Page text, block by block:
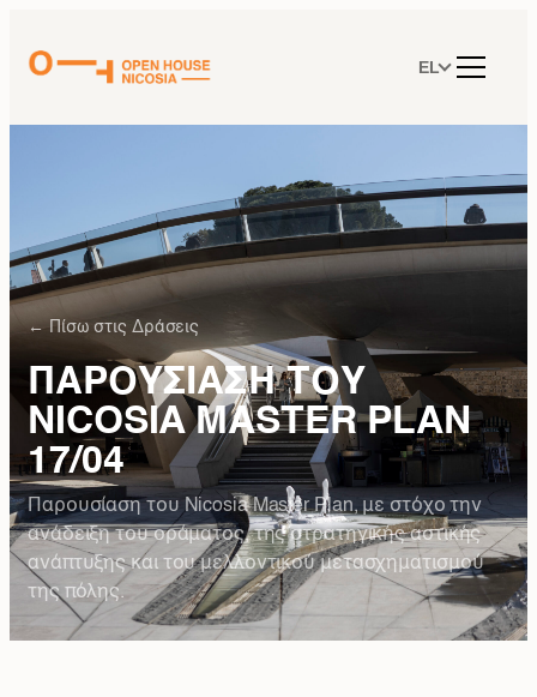
περιεχόμενο
EL
← Πίσω στις Δράσεις
ΠΑΡΟΥΣΙΑΣΗ ΤΟΥ
NICOSIA MASTER PLAN
17/04
Παρουσίαση του Nicosia Master Plan, με στόχο την
ανάδειξη του οράματος, της στρατηγικής αστικής
ανάπτυξης και του μελλοντικού μετασχηματισμού
της πόλης.